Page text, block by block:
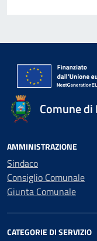
Comune di
AMMINISTRAZIONE
Sindaco
Consiglio Comunale
Giunta Comunale
CATEGORIE DI SERVIZIO